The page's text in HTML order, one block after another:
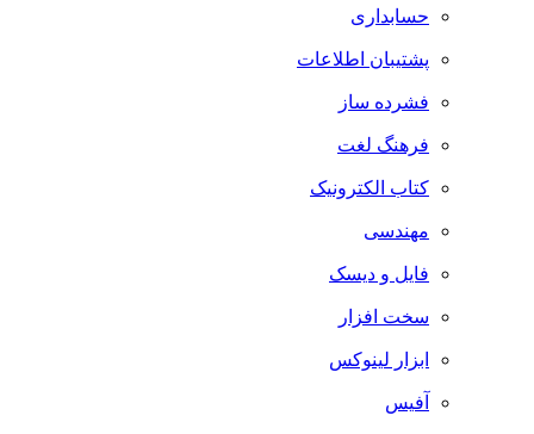
حسابداری
پشتیبان اطلاعات
فشرده ساز
فرهنگ لغت
کتاب الکترونیک
مهندسی
فایل و دیسک
سخت افزار
ابزار لینوکس
آفیس